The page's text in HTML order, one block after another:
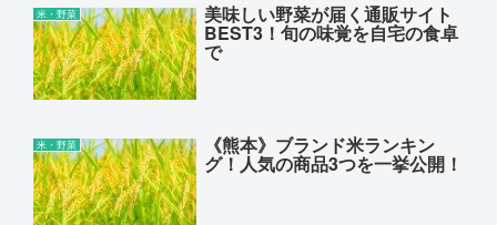
米・野菜 美味しい野菜が届く通販サイト
BEST3！旬の味覚を自宅の食卓
で
米・野菜 《熊本》ブランド米ランキン
グ！人気の商品3つを一挙公開！